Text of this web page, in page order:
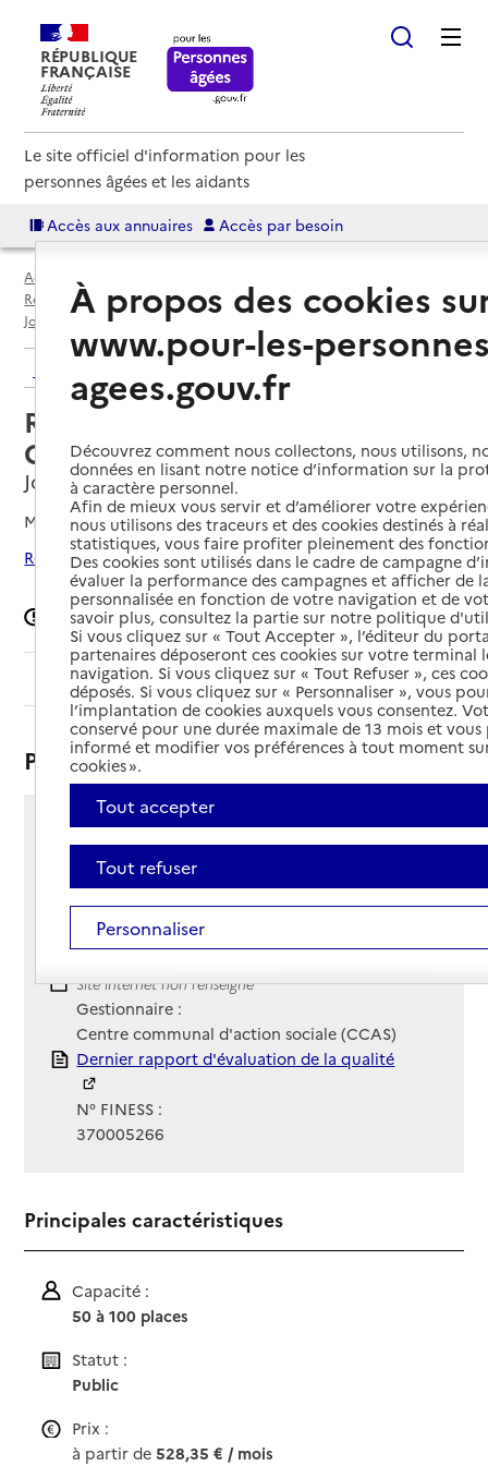
RÉPUBLIQUE
FRANÇAISE
Le site officiel d'information pour les
personnes âgées et les aidants
Accès aux annuaires Accès par besoin
Accueil
Résidences autonomie par département
Indre-et-Loire (37)
Joué-lès-Tours
Résidence autonomie Michel Colomb
Retour aux résultats de l'annuaire
Résidence autonomie Michel
Colomb
Joué-lès-Tours, INDRE-ET-LOIRE
Mis à jour le19/11/2024
Rechercher les établissements autour de Joué-lès-Tours
Signaler une erreur
Sommaire
Présentation
10 rue James Pradier
37300 - Joué-lès-Tours
Voir itinéraire
Téléphone :
02 47 78 45 20
Site Internet
Site internet non renseigné
Gestionnaire :
Centre communal d'action sociale (CCAS)
Rapport HAS
Dernier rapport d'évaluation de la qualité
N° FINESS :
370005266
Principales caractéristiques
Capacité :
50 à 100 places
Statut :
Public
Prix :
à partir de528,35 € / mois
À propos des cookies
www.pour-les-
agees.gouv.fr
Découvrez comment nous collectons, nous utilisons,
données en lisant notre notice d’information sur la
à caractère personnel.
Afin de mieux vous servir et d’améliorer votre
nous utilisons des traceurs et des cookies destinés à
statistiques, vous faire profiter pleinement des
Des cookies sont utilisés dans le cadre de campagne
évaluer la performance des campagnes et afficher de
personnalisée en fonction de votre navigation et de
savoir plus, consultez la partie sur notre politique
Si vous cliquez sur « Tout Accepter », l’éditeur du
partenaires déposeront ces cookies sur votre terminal
navigation. Si vous cliquez sur « Tout Refuser », ces
déposés. Si vous cliquez sur « Personnaliser », vous
l’implantation de cookies auxquels vous consentez.
conservé pour une durée maximale de 13 mois et
informé et modifier vos préférences à tout moment
cookies ».
Tout accepter
Tout refuser
Personnaliser